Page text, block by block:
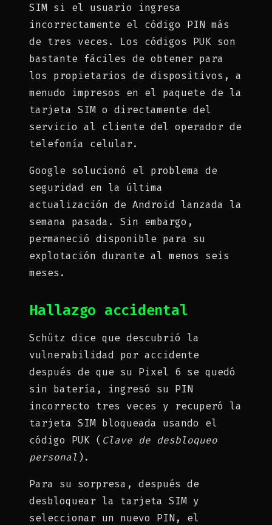
SIM si el usuario ingresa
incorrectamente el código PIN más
de tres veces. Los códigos PUK son
bastante fáciles de obtener para
los propietarios de dispositivos, a
menudo impresos en el paquete de la
tarjeta SIM o directamente del
servicio al cliente del operador de
telefonía celular.
Google solucionó el problema de
seguridad en la última
actualización de Android lanzada la
semana pasada. Sin embargo,
permaneció disponible para su
explotación durante al menos seis
meses.
Hallazgo accidental
Schütz dice que descubrió la
vulnerabilidad por accidente
después de que su Pixel 6 se quedó
sin batería, ingresó su PIN
incorrecto tres veces y recuperó la
tarjeta SIM bloqueada usando el
código PUK ( Clave de desbloqueo
personal ).
Para su sorpresa, después de
desbloquear la tarjeta SIM y
seleccionar un nuevo PIN, el